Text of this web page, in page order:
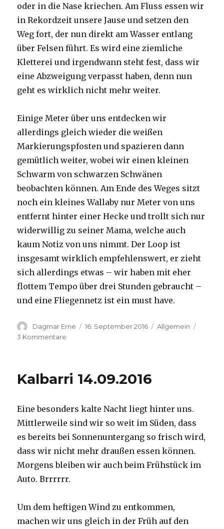
oder in die Nase kriechen. Am Fluss essen wir
in Rekordzeit unsere Jause und setzen den
Weg fort, der nun direkt am Wasser entlang
über Felsen führt. Es wird eine ziemliche
Kletterei und irgendwann steht fest, dass wir
eine Abzweigung verpasst haben, denn nun
geht es wirklich nicht mehr weiter.
Einige Meter über uns entdecken wir
allerdings gleich wieder die weißen
Markierungspfosten und spazieren dann
gemütlich weiter, wobei wir einen kleinen
Schwarm von schwarzen Schwänen
beobachten können. Am Ende des Weges sitzt
noch ein kleines Wallaby nur Meter von uns
entfernt hinter einer Hecke und trollt sich nur
widerwillig zu seiner Mama, welche auch
kaum Notiz von uns nimmt. Der Loop ist
insgesamt wirklich empfehlenswert, er zieht
sich allerdings etwas – wir haben mit eher
flottem Tempo über drei Stunden gebraucht –
und eine Fliegennetz ist ein must have.
Autor
Dagmar Erne
Veröffentlicht
16. September 2016 Kategorien
Allgemein
3 Kommentare
Kalbarri 14.09.2016
Eine besonders kalte Nacht liegt hinter uns.
Mittlerweile sind wir so weit im Süden, dass
es bereits bei Sonnenuntergang so frisch wird,
dass wir nicht mehr draußen essen können.
Morgens bleiben wir auch beim Frühstück im
Auto. Brrrrrr.
Um dem heftigen Wind zu entkommen,
machen wir uns gleich in der Früh auf den